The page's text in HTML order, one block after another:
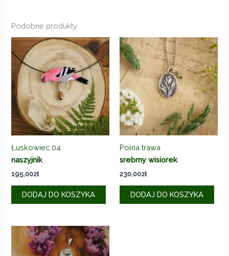
Podobne produkty
Łuskowiec 04
naszyjnik
195,00zł
DODAJ DO KOSZYKA
Polna trawa
srebrny wisiorek
230,00zł
DODAJ DO KOSZYKA